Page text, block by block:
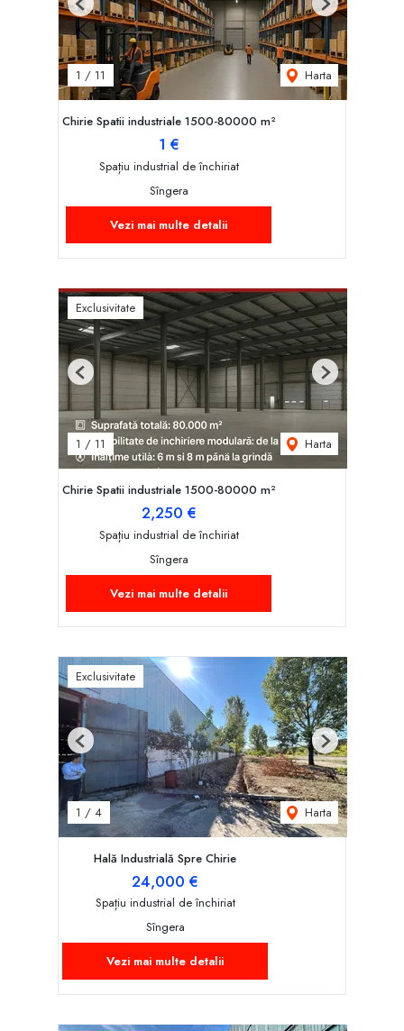
1 / 11 Harta
Previous Next
Chirie Spatii industriale 1500-80000 m²
1 €
Spațiu industrial de închiriat
Sîngera
Vezi mai multe detalii
Exclusivitate
1 / 11 Harta
Previous Next
Chirie Spatii industriale 1500-80000 m²
2,250 €
Spațiu industrial de închiriat
Sîngera
Vezi mai multe detalii
Exclusivitate
1 / 4 Harta
Previous Next
Hală Industrială Spre Chirie
24,000 €
Spațiu industrial de închiriat
Sîngera
Vezi mai multe detalii